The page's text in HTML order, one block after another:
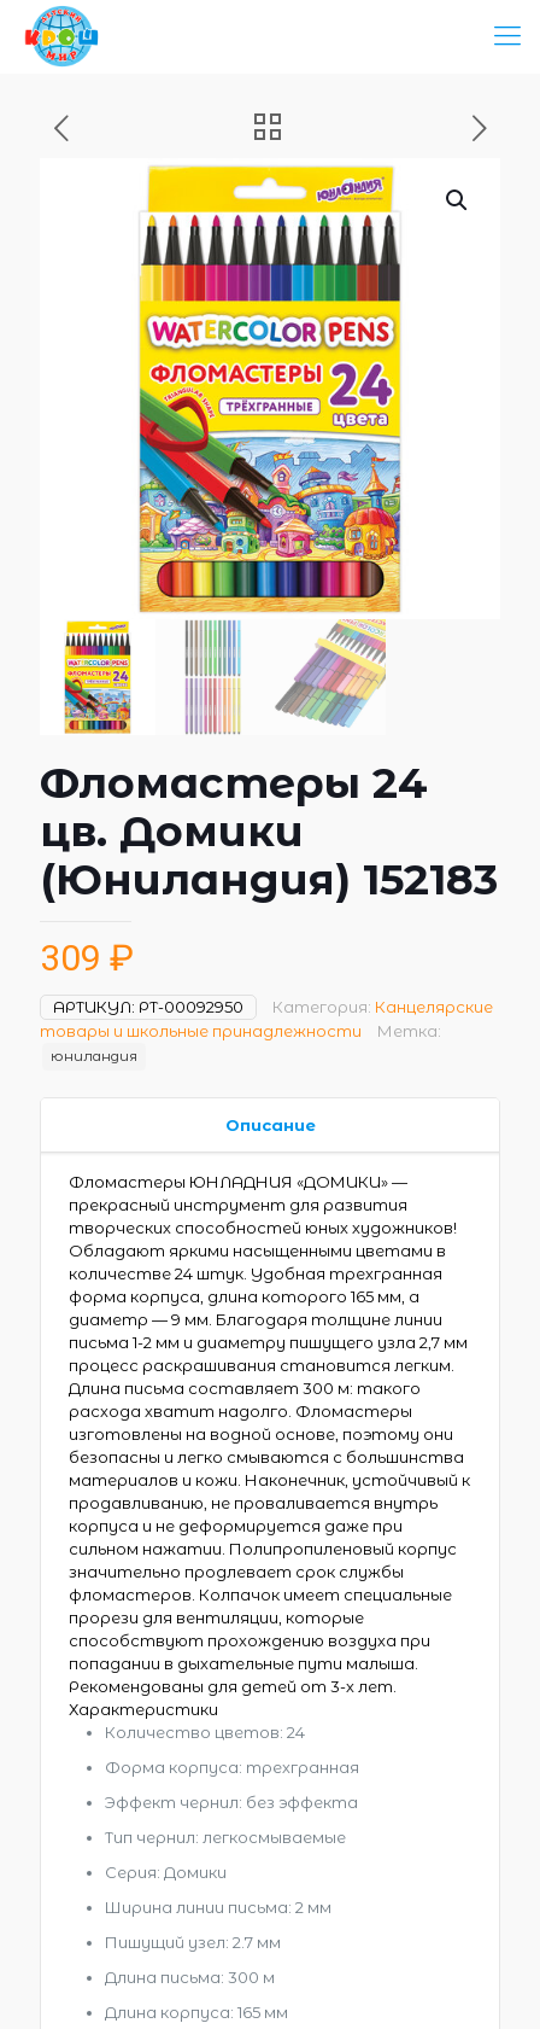
Фломастеры 24
цв. Домики
(Юниландия) 152183
309 ₽
АРТИКУЛ: РТ-00092950 Категория: Канцелярские
товары и школьные принадлежности
Метка:
юниландия
Описание
Фломастеры ЮНЛАДНИЯ «ДОМИКИ» —
прекрасный инструмент для развития
творческих способностей юных художников!
Обладают яркими насыщенными цветами в
количестве 24 штук. Удобная трехгранная
форма корпуса, длина которого 165 мм, а
диаметр — 9 мм. Благодаря толщине линии
письма 1-2 мм и диаметру пишущего узла 2,7 мм
процесс раскрашивания становится легким.
Длина письма составляет 300 м: такого
расхода хватит надолго. Фломастеры
изготовлены на водной основе, поэтому они
безопасны и легко смываются с большинства
материалов и кожи. Наконечник, устойчивый к
продавливанию, не проваливается внутрь
корпуса и не деформируется даже при
сильном нажатии. Полипропиленовый корпус
значительно продлевает срок службы
фломастеров. Колпачок имеет специальные
прорези для вентиляции, которые
способствуют прохождению воздуха при
попадании в дыхательные пути малыша.
Рекомендованы для детей от 3-х лет.
Характеристики
Количество цветов: 24
Форма корпуса: трехгранная
Эффект чернил: без эффекта
Тип чернил: легкосмываемые
Серия: Домики
Ширина линии письма: 2 мм
Пишущий узел: 2.7 мм
Длина письма: 300 м
Длина корпуса: 165 мм